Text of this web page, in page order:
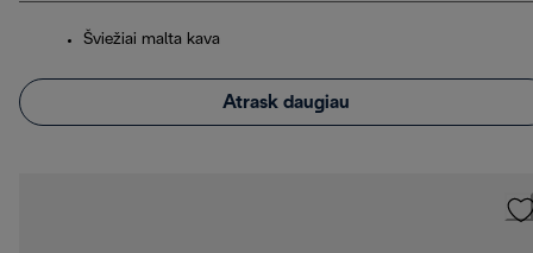
Šviežiai malta kava
Atrask daugiau